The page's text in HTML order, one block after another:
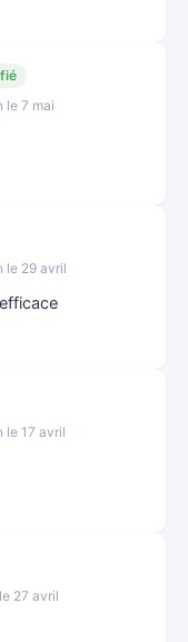
le 7 mai
le 29 avril
le 17 avril
27 avril